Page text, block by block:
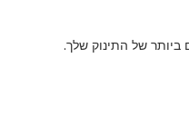
ביותר של התינוק שלך.